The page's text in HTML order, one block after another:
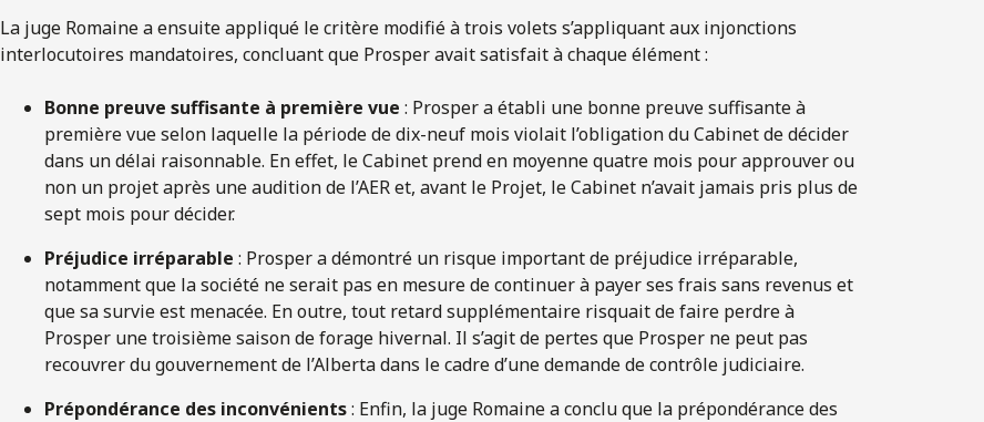
La juge Romaine a ensuite appliqué le critère modifié à trois volets s’appliquant aux injonctions
interlocutoires mandatoires, concluant que Prosper avait satisfait à chaque élément :
Bonne preuve suffisante à première vue : Prosper a établi une bonne preuve suffisante à
première vue selon laquelle la période de dix-neuf mois violait l’obligation du Cabinet de décider
dans un délai raisonnable. En effet, le Cabinet prend en moyenne quatre mois pour approuver ou
non un projet après une audition de l’AER et, avant le Projet, le Cabinet n’avait jamais pris plus de
sept mois pour décider.
Préjudice irréparable : Prosper a démontré un risque important de préjudice irréparable,
notamment que la société ne serait pas en mesure de continuer à payer ses frais sans revenus et
que sa survie est menacée. En outre, tout retard supplémentaire risquait de faire perdre à
Prosper une troisième saison de forage hivernal. Il s’agit de pertes que Prosper ne peut pas
recouvrer du gouvernement de l’Alberta dans le cadre d’une demande de contrôle judiciaire.
Prépondérance des inconvénients: Enfin, la juge Romaine a conclu que la prépondérance des